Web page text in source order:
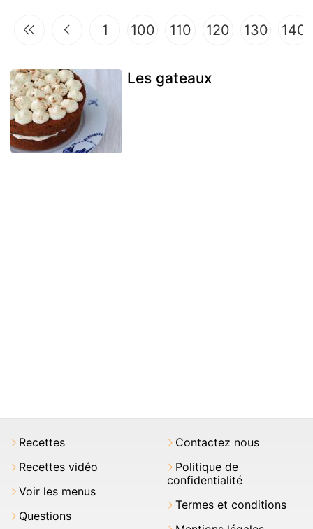
1 100 110 120 130 140
Les gateaux
Recettes
Recettes vidéo
Voir les menus
Questions
Contactez nous
Politique de
confidentialité
Termes et conditions